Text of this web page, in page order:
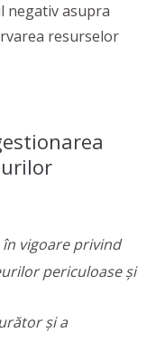
negativ asupra
resurselor
vigoare privind
periculoase și
și a